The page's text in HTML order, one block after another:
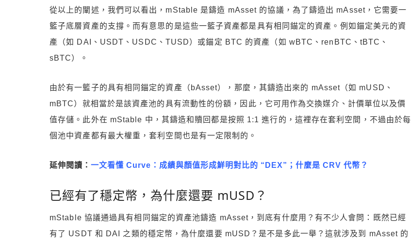
從以上的闡述，我們可以看出，mStable 是鑄造 mAsset 的協議，為了鑄造出 mAsset，它需要一
籃子底層資產的支撐。而有意思的是這些一籃子資產都是具有相同錨定的資產。例如錨定美元的資
產（如 DAI、USDT、USDC、TUSD）或錨定 BTC 的資產（如 wBTC、renBTC、tBTC、
sBTC）。
由於有一籃子的具有相同錨定的資產（bAsset），那麼，其鑄造出來的 mAsset（如 mUSD、
mBTC）就相當於是該資產池的具有流動性的份額，因此，它可用作為交換媒介、計價單位以及價
值存儲。此外在 mStable 中，其鑄造和贖回都是按照 1:1 進行的，這裡存在套利空間，不過由於每
個池中資產都有最大權重，套利空間也是有一定限制的。
延伸閱讀： 一文看懂 Curve：成績與顏值形成鮮明對比的 “DEX”；什麼是 CRV 代幣？
已經有了穩定幣，為什麼還要 mUSD？
mStable 協議通過具有相同錨定的資產池鑄造 mAsset，到底有什麼用？有不少人會問：既然已經
有了 USDT 和 DAI 之類的穩定幣，為什麼還要 mUSD？是不是多此一舉？這就涉及到 mAsset 的